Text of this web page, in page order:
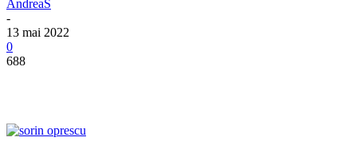
AndreaS
-
13 mai 2022
0
688